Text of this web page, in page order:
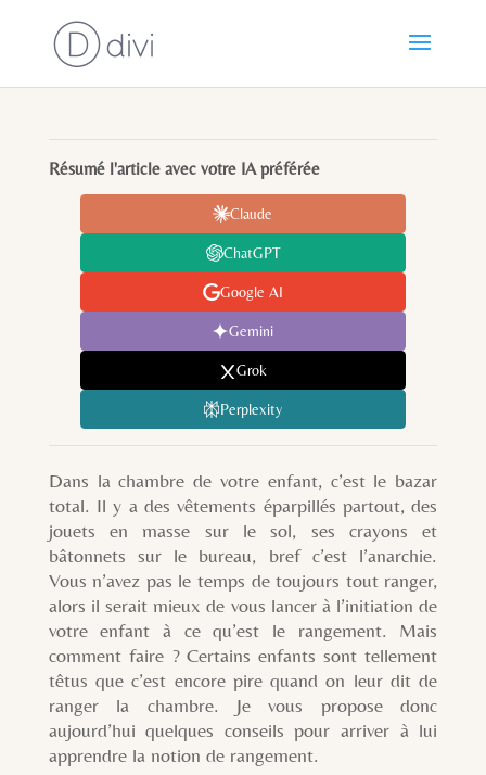
Résumé l'article avec votre IA préférée
Claude
ChatGPT
Google AI
Gemini
Grok
Perplexity
Dans la chambre de votre enfant, c’est le bazar
total. Il y a des vêtements éparpillés partout, des
jouets en masse sur le sol, ses crayons et
bâtonnets sur le bureau, bref c’est l’anarchie.
Vous n’avez pas le temps de toujours tout ranger,
alors il serait mieux de vous lancer à l’initiation de
votre enfant à ce qu’est le rangement. Mais
comment faire ? Certains enfants sont tellement
têtus que c’est encore pire quand on leur dit de
ranger la chambre. Je vous propose donc
aujourd’hui quelques conseils pour arriver à lui
apprendre la notion de rangement.